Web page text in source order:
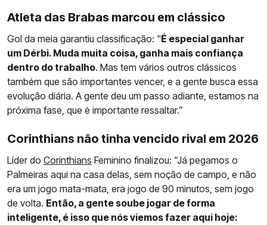
Atleta das Brabas marcou em clássico
Gol da meia garantiu classificação: "É especial ganhar
um Dérbi. Muda muita coisa, ganha mais confiança
dentro do trabalho. Mas tem vários outros clássicos
também que são importantes vencer, e a gente busca essa
evolução diária. A gente deu um passo adiante, estamos na
próxima fase, que é importante ressaltar.”
Corinthians não tinha vencido rival em 2026
Líder do Corinthians Feminino finalizou: “Já pegamos o
Palmeiras aqui na casa delas, sem noção de campo, e não
era um jogo mata-mata, era jogo de 90 minutos, sem jogo
de volta. Então, a gente soube jogar de forma
inteligente, é isso que nós viemos fazer aqui hoje: